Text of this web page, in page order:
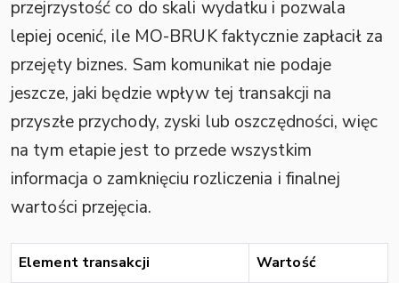
przejrzystość co do skali wydatku i pozwala
lepiej ocenić, ile MO-BRUK faktycznie zapłacił za
przejęty biznes. Sam komunikat nie podaje
jeszcze, jaki będzie wpływ tej transakcji na
przyszłe przychody, zyski lub oszczędności, więc
na tym etapie jest to przede wszystkim
informacja o zamknięciu rozliczenia i finalnej
wartości przejęcia.
Element transakcji
Wartość